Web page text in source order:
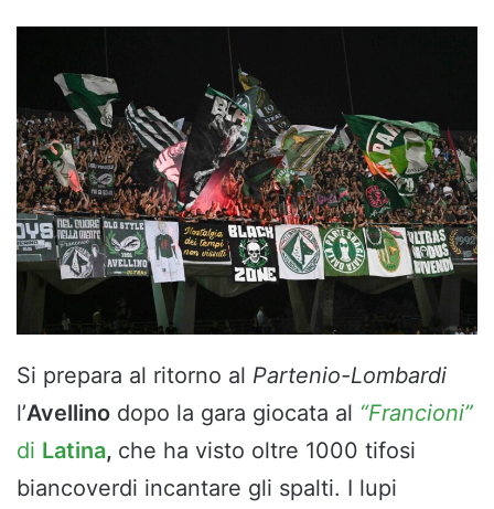
Si prepara al ritorno al Partenio-Lombardi
l’Avellino dopo la gara giocata al “Francioni”
di Latina, che ha visto oltre 1000 tifosi
biancoverdi incantare gli spalti. I lupi